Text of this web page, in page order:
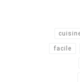
facile